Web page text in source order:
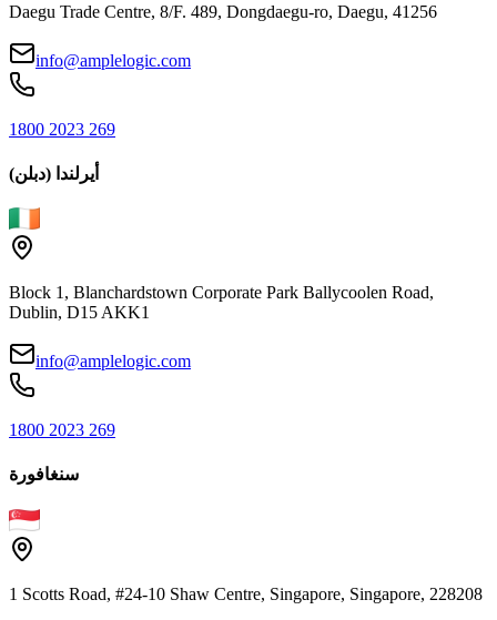
Daegu Trade Centre, 8/F. 489, Dongdaegu-ro, Daegu, 41256
info@amplelogic.com
1800 2023 269
أيرلندا (دبلن)
Block 1, Blanchardstown Corporate Park Ballycoolen Road,
Dublin, D15 AKK1
info@amplelogic.com
1800 2023 269
سنغافورة
1 Scotts Road, #24-10 Shaw Centre, Singapore, Singapore, 228208